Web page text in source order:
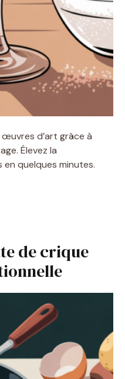
d’art grâce à
Élevez la
quelques minutes.
de crique